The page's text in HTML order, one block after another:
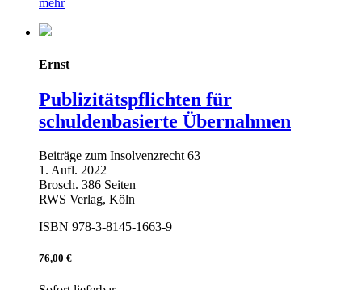
mehr
Ernst
Publizitätspflichten für
schuldenbasierte Übernahmen
Beiträge zum Insolvenzrecht 63
1. Aufl. 2022
Brosch. 386 Seiten
RWS Verlag, Köln
ISBN 978-3-8145-1663-9
76,00 €